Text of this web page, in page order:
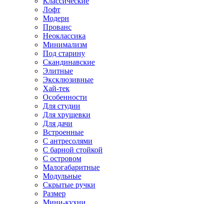
Лофт
Модерн
Прованс
Неоклассика
Минимализм
Под старину
Скандинавские
Элитные
Эксклюзивные
Хай-тек
Особенности
Для студии
Для хрущевки
Для дачи
Встроенные
С антресолями
С барной стойкой
С островом
Малогабаритные
Модульные
Скрытые ручки
Размер
Мини-кухни